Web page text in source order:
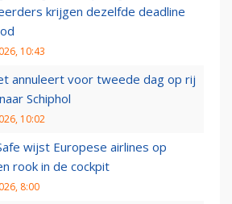
krijgen dezelfde deadline
10:43
annuleert voor tweede dag op rij
Schiphol
10:02
wijst Europese airlines op
rook in de cockpit
8:00